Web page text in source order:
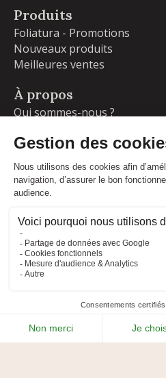
Produits
Foliatura - Promotions
Nouveaux produits
Meilleures ventes
À propos
Qui sommes-nous ?
Livraisons et retours
Blog
Votre compte
Commandes
Adresses
CONDITIONS GÉNÉRALES DE VENTE
POLITIQUE DE CONFIDENTIALITÉ
PLAN DU SITE